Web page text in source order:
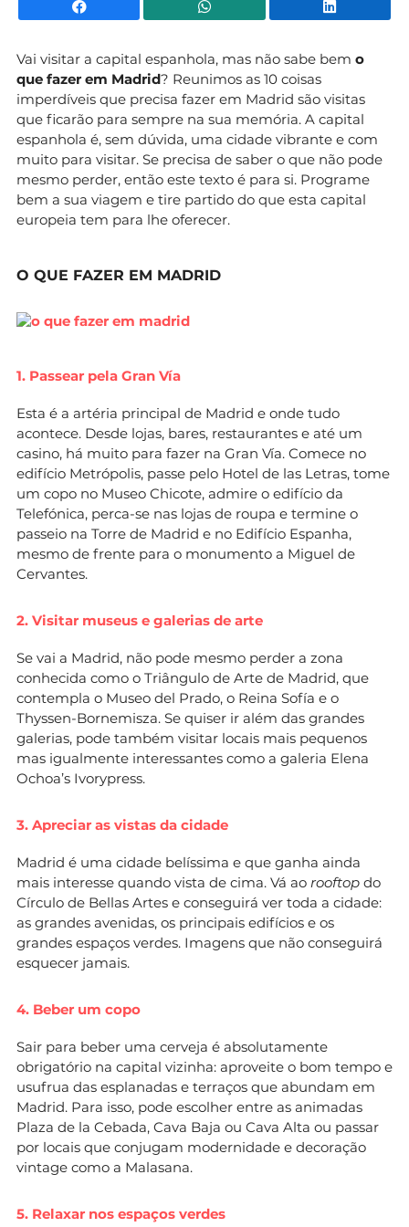
Facebook WhatsApp
Vai visitar a capital espanhola, mas não sabe bem o
que fazer em Madrid? Reunimos as 10 coisas
imperdíveis que precisa fazer em Madrid são visitas
que ficarão para sempre na sua memória. A capital
espanhola é, sem dúvida, uma cidade vibrante e com
muito para visitar. Se precisa de saber o que não pode
mesmo perder, então este texto é para si. Programe
bem a sua viagem e tire partido do que esta capital
europeia tem para lhe oferecer.
O QUE FAZER EM MADRID
1. Passear pela Gran Vía
Esta é a artéria principal de Madrid e onde tudo
acontece. Desde lojas, bares, restaurantes e até um
casino, há muito para fazer na Gran Vía. Comece no
edifício Metrópolis, passe pelo Hotel de las Letras, tome
um copo no Museo Chicote, admire o edifício da
Telefónica, perca-se nas lojas de roupa e termine o
passeio na Torre de Madrid e no Edifício Espanha,
mesmo de frente para o monumento a Miguel de
Cervantes.
2. Visitar museus e galerias de arte
Se vai a Madrid, não pode mesmo perder a zona
conhecida como o Triângulo de Arte de Madrid, que
contempla o Museo del Prado, o Reina Sofía e o
Thyssen-Bornemisza. Se quiser ir além das grandes
galerias, pode também visitar locais mais pequenos
mas igualmente interessantes como a galeria Elena
Ochoa’s Ivorypress.
3. Apreciar as vistas da cidade
Madrid é uma cidade belíssima e que ganha ainda
mais interesse quando vista de cima. Vá ao rooftop do
Círculo de Bellas Artes e conseguirá ver toda a cidade:
as grandes avenidas, os principais edifícios e os
grandes espaços verdes. Imagens que não conseguirá
esquecer jamais.
4. Beber um copo
Sair para beber uma cerveja é absolutamente
obrigatório na capital vizinha: aproveite o bom tempo e
usufrua das esplanadas e terraços que abundam em
Madrid. Para isso, pode escolher entre as animadas
Plaza de la Cebada, Cava Baja ou Cava Alta ou passar
por locais que conjugam modernidade e decoração
vintage como a Malasana.
5. Relaxar nos espaços verdes